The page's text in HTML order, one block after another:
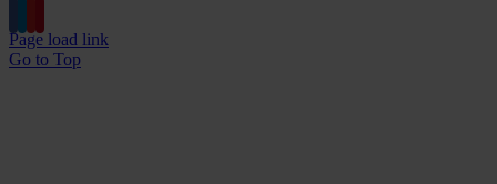
Page load link
Go to Top